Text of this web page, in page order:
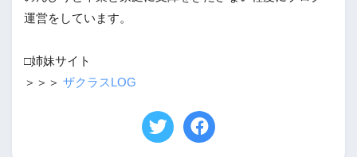
運営をしています。
□姉妹サイト
＞＞＞ ザクラスLOG